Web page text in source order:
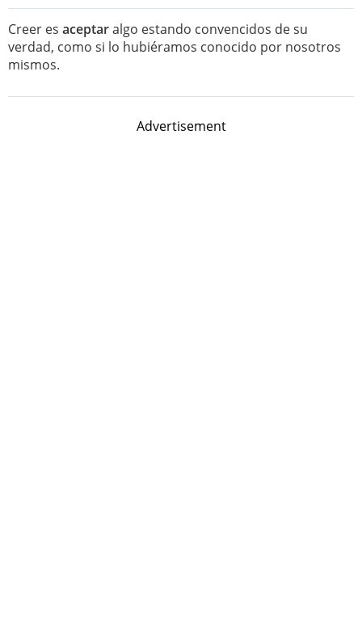
Creer es aceptaralgo estando convencidos de su
verdad, como si lo hubiéramos conocido por nosotros
mismos.
Advertisement